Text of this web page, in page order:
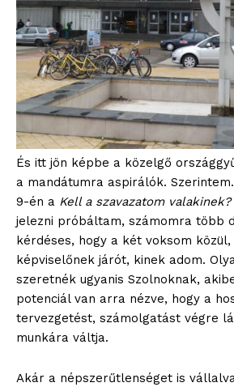
És itt jön képbe a közelgő
a mandátumra aspirálók.
9-én a Kell a szavazatom valakinek?
jelezni próbáltam, számomra több
kérdéses, hogy a két voksom közül,
képviselőnek járót, kinek adom.
szeretnék ugyanis Szolnoknak,
potenciál van arra nézve, hogy a
tervezgetést, számolgatást végre
munkára váltja.
Akár a népszerűtlenséget is